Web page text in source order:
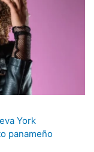
York
panameño